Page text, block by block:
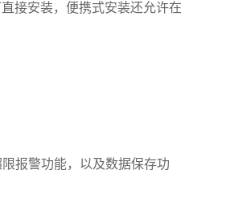
接安装，便携式安装还允许在
报警功能，以及数据保存功